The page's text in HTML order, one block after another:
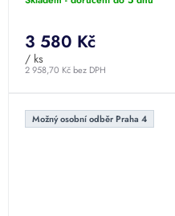
2 958,70 Kč bez DPH
3 580 Kč
/ ks
Možný osobní odběr Praha 4